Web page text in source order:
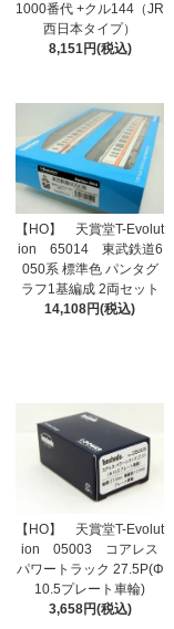
1000番代 +クル144（JR
西日本タイプ）
8,151円(税込)
【HO】 天賞堂T-Evolut
ion 65014 東武鉄道6
050系 標準色 パンタグ
ラフ1基編成 2両セット
14,108円(税込)
【HO】 天賞堂T-Evolut
ion 05003 コアレス
パワートラック 27.5P(Φ
10.5プレート車輪)
3,658円(税込)